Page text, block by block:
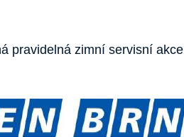
pravidelná zimní servisní akce